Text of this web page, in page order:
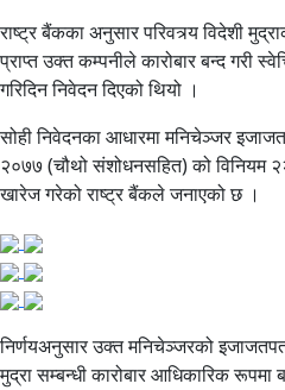
राष्ट्र बैंकका अनुसार परिवत्र्य विदेशी
प्राप्त उक्त कम्पनीले कारोबार बन्द गरी
गरिदिन निवेदन दिएको थियो ।
सोही निवेदनका आधारमा मनिचेञ्जर
२०७७ (चौथो संशोधनसहित) को विनियम
खारेज गरेको राष्ट्र बैंकले जनाएको छ ।
निर्णयअनुसार उक्त मनिचेञ्जरको
मुद्रा सम्बन्धी कारोबार आधिकारिक